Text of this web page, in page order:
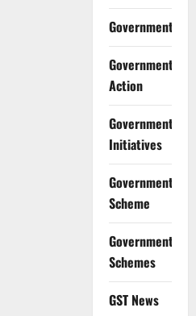
Government
Government
Action
Government
Initiatives
Government
Scheme
Government
Schemes
GST News